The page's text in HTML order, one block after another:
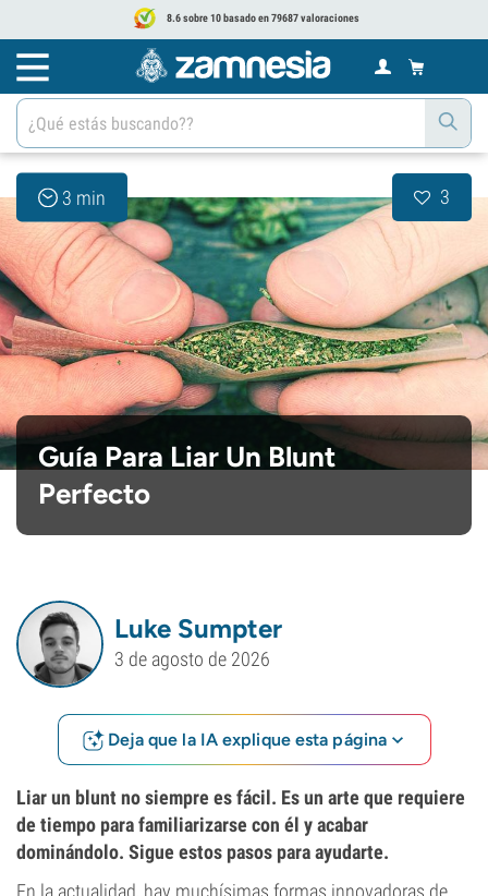
8.6 sobre 10 basado en 79687 valoraciones
3 min 3
Guía Para Liar Un Blunt
Perfecto
Luke Sumpter
3 de agosto de 2026
Deja que la IA explique esta página
Liar un blunt no siempre es fácil. Es un arte que requiere
de tiempo para familiarizarse con él y acabar
dominándolo. Sigue estos pasos para ayudarte.
En la actualidad, hay muchísimas formas innovadoras de